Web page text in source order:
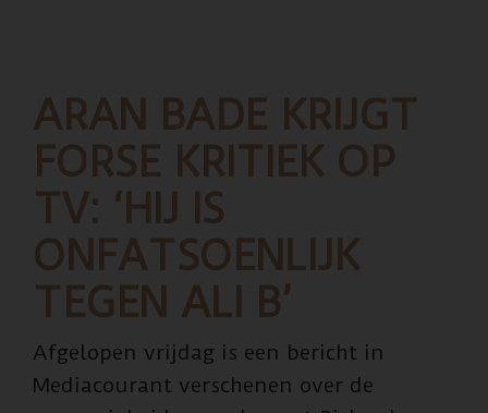
ARAN BADE KRIJGT
FORSE KRITIEK OP
TV: ‘HIJ IS
ONFATSOENLIJK
TEGEN ALI B’
Afgelopen vrijdag is een bericht in
Mediacourant verschenen over de